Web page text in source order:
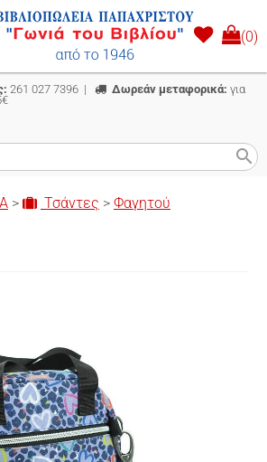
(0)
261 027 7396 | Δωρεάν μεταφορικά: για
search
> Τσάντες > Φαγητού